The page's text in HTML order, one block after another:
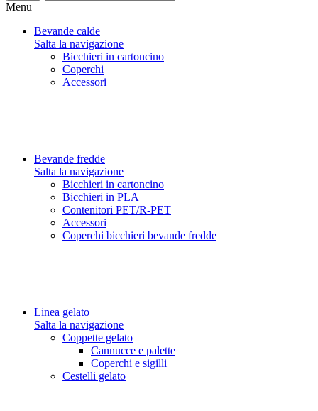
Menu
Bevande calde
Salta la navigazione
Bicchieri in cartoncino
Coperchi
Accessori
Bevande fredde
Salta la navigazione
Bicchieri in cartoncino
Bicchieri in PLA
Contenitori PET/R-PET
Accessori
Coperchi bicchieri bevande fredde
Linea gelato
Salta la navigazione
Coppette gelato
Cannucce e palette
Coperchi e sigilli
Cestelli gelato